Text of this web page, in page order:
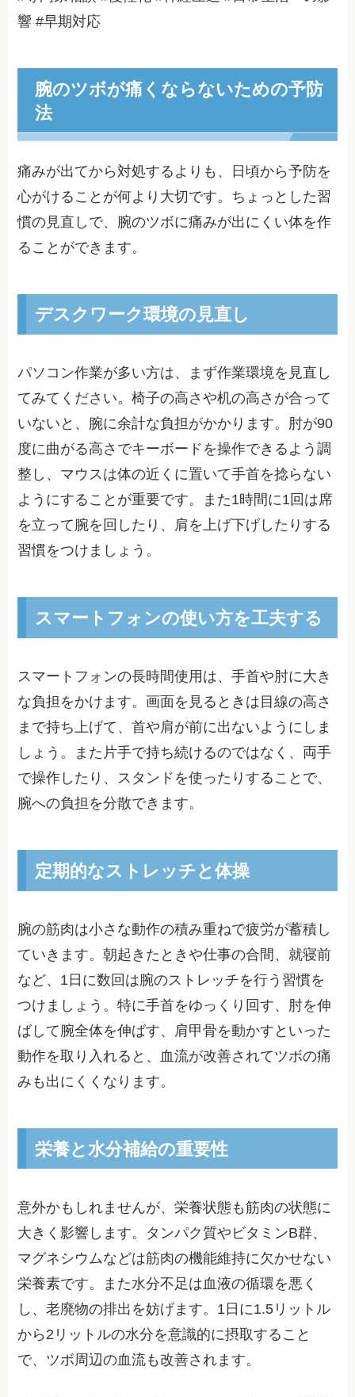
響 #早期対応
腕のツボが痛くならないための予防
法
痛みが出てから対処するよりも、日頃から予防を
心がけることが何より大切です。ちょっとした習
慣の見直しで、腕のツボに痛みが出にくい体を作
ることができます。
デスクワーク環境の見直し
パソコン作業が多い方は、まず作業環境を見直し
てみてください。椅子の高さや机の高さが合って
いないと、腕に余計な負担がかかります。肘が90
度に曲がる高さでキーボードを操作できるよう調
整し、マウスは体の近くに置いて手首を捻らない
ようにすることが重要です。また1時間に1回は席
を立って腕を回したり、肩を上げ下げしたりする
習慣をつけましょう。
スマートフォンの使い方を工夫する
スマートフォンの長時間使用は、手首や肘に大き
な負担をかけます。画面を見るときは目線の高さ
まで持ち上げて、首や肩が前に出ないようにしま
しょう。また片手で持ち続けるのではなく、両手
で操作したり、スタンドを使ったりすることで、
腕への負担を分散できます。
定期的なストレッチと体操
腕の筋肉は小さな動作の積み重ねで疲労が蓄積し
ていきます。朝起きたときや仕事の合間、就寝前
など、1日に数回は腕のストレッチを行う習慣を
つけましょう。特に手首をゆっくり回す、肘を伸
ばして腕全体を伸ばす、肩甲骨を動かすといった
動作を取り入れると、血流が改善されてツボの痛
みも出にくくなります。
栄養と水分補給の重要性
意外かもしれませんが、栄養状態も筋肉の状態に
大きく影響します。タンパク質やビタミンB群、
マグネシウムなどは筋肉の機能維持に欠かせない
栄養素です。また水分不足は血液の循環を悪く
し、老廃物の排出を妨げます。1日に1.5リットル
から2リットルの水分を意識的に摂取すること
で、ツボ周辺の血流も改善されます。